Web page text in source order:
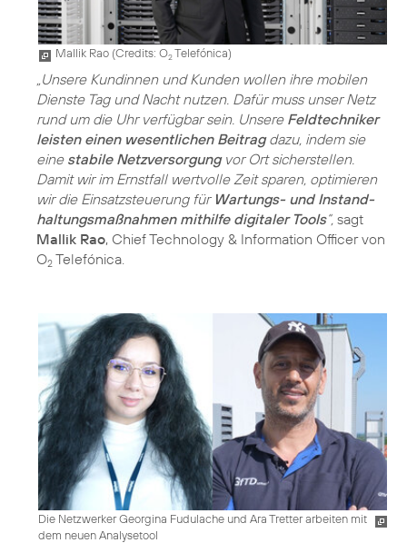
Mallik Rao (Credits: O2Telefónica)
„Unsere Kundinnen und Kunden wollen ihre mobilen
Dienste Tag und Nacht nutzen. Dafür muss unser Netz
rund um die Uhr verfügbar sein. Unsere Feldtechniker
leisten einen wesentlichen Beitragdazu, indem sie
eine stabile Netzversorgungvor Ort sicherstellen.
Damit wir im Ernstfall wertvolle Zeit sparen, optimieren
wir die Einsatzsteuerung für Wartungs- und Instand­
haltungsmaßnahmen mithilfe digitaler Tools“, sagt
Mallik Rao, Chief Technology & Information Officer von
O2 Telefónica.
Die Netzwerker Georgina Fudulache und Ara Tretter arbeiten mit
dem neuen Analysetool